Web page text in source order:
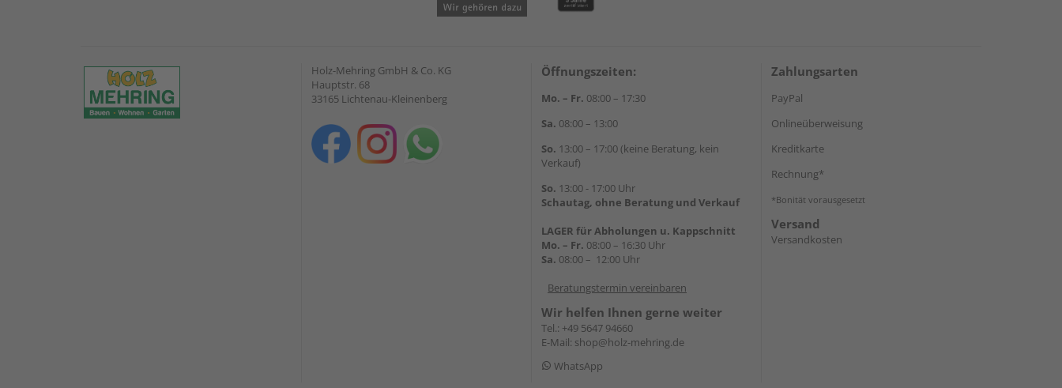
Holz-Mehring GmbH & Co. KG
Hauptstr. 68
33165 Lichtenau-Kleinenberg
Öffnungszeiten:
Mo. – Fr. 08:00 – 17:30
Sa. 08:00 – 13:00
So. 13:00 – 17:00 (keine Beratung, kein
Verkauf)
So. 13:00 - 17:00 Uhr
Schautag, ohne Beratung und Verkauf
LAGER für Abholungen u. Kappschnitt
Mo. – Fr. 08:00 – 16:30 Uhr
Sa. 08:00 – 12:00 Uhr
Beratungstermin vereinbaren
Wir helfen Ihnen gerne weiter
Tel.: +49 5647 94660
E-Mail: shop@holz-mehring.de
WhatsApp
Zahlungsarten
PayPal
Onlineüberweisung
Kreditkarte
Rechnung*
*Bonität vorausgesetzt
Versand
Versandkosten